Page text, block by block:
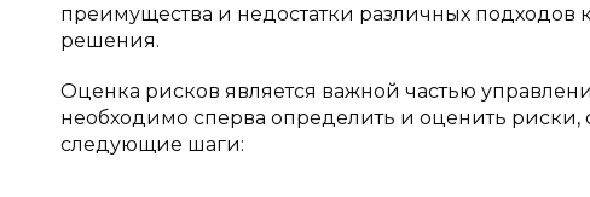
преимущества и недостатки различных
решения.
Оценка рисков является важной частью
необходимо сперва определить и оценить риски,
следующие шаги: